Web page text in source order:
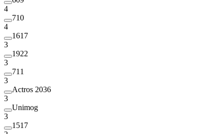
4
710
4
1617
3
1922
3
711
3
Actros 2036
3
Unimog
3
1517